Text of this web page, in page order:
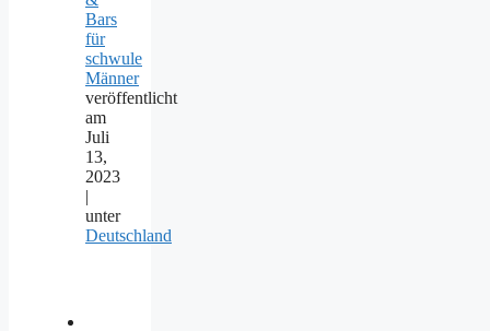
Bars
für
schwule
Männer
veröffentlicht
am
Juli
13,
2023
|
unter
Deutschland